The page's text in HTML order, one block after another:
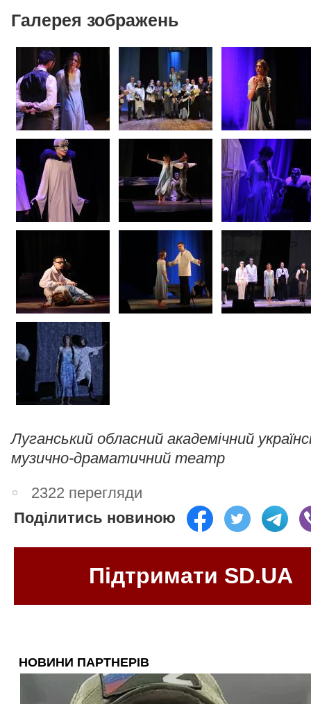
Галерея зображень
Луганський обласний академічний
музично-драматичний театр
2322 перегляди
Поділитись новиною
Підтримати SD.UA